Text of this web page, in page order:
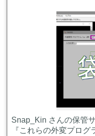
Snap_Kin さんの保管
『これらの外変プロ